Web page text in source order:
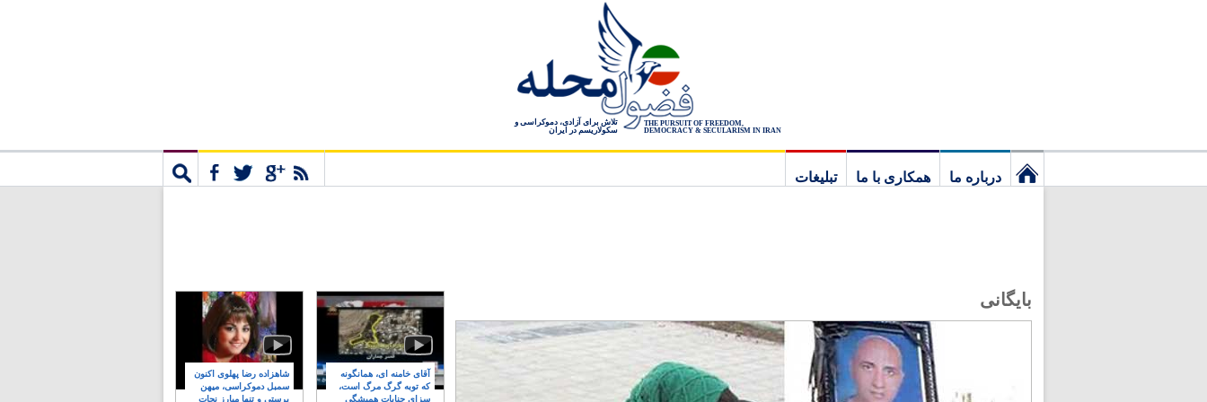
THE PURSUIT OF FREEDOM,
DEMOCRACY & SECULARISM IN IRAN
تلاش برای آزادی، دموکراسی و
سکولاریسم در ایران
درباره ما همکاری با ما
تبلیغات
بایگانی
شاهزاده رضا پهلوی اکنون
سمبل دموکراسی، میهن
پرستی و تنها مبارز نجات
آقای خامنه ای، همانگونه
که توبه گرگ مرگ است،
سزای جنایات همیشگی